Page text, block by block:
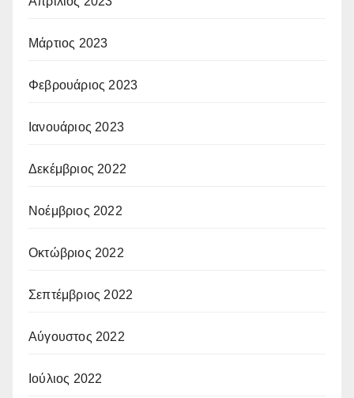
Μάρτιος 2023
Φεβρουάριος 2023
Ιανουάριος 2023
Δεκέμβριος 2022
Νοέμβριος 2022
Οκτώβριος 2022
Σεπτέμβριος 2022
Αύγουστος 2022
Ιούλιος 2022